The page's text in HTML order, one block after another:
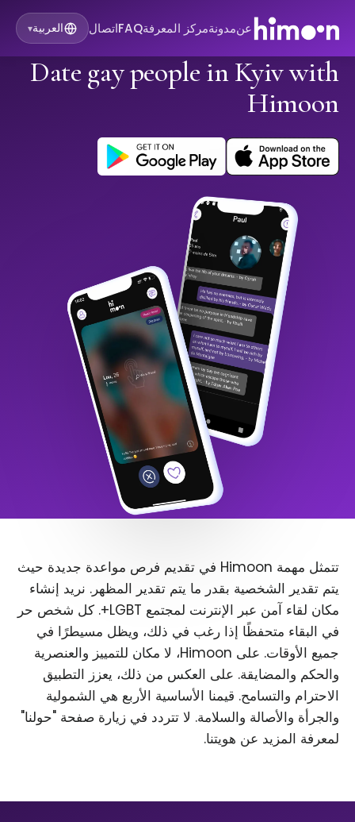
عنمدونةمركز المعرفةFAQاتصال العربية▾
Date gay people in Kyiv with
Himoon
تتمثل مهمة Himoon في تقديم فرص مواعدة جديدة حيث
يتم تقدير الشخصية بقدر ما يتم تقدير المظهر. نريد إنشاء
مكان لقاء آمن عبر الإنترنت لمجتمع LGBT+. كل شخص حر
في البقاء متحفظًا إذا رغب في ذلك، ويظل مسيطرًا في
جميع الأوقات. على Himoon، لا مكان للتمييز والعنصرية
والحكم والمضايقة. على العكس من ذلك، يعزز التطبيق
الاحترام والتسامح. قيمنا الأساسية الأربع هي الشمولية
والجرأة والأصالة والسلامة. لا تتردد في زيارة صفحة "حولنا"
لمعرفة المزيد عن هويتنا.